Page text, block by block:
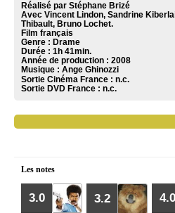
Réalisé par Stéphane Brizé
Avec Vincent Lindon, Sandrine
Thibault, Bruno Lochet.
Film français
Genre : Drame
Durée : 1h 41min.
Année de production : 2008
Musique : Ange Ghinozzi
Sortie Cinéma France : n.c.
Sortie DVD France : n.c.
Les notes
3.0 3.2 4.0